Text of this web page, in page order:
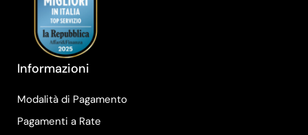
Informazioni
Modalità di Pagamento
Pagamenti a Rate